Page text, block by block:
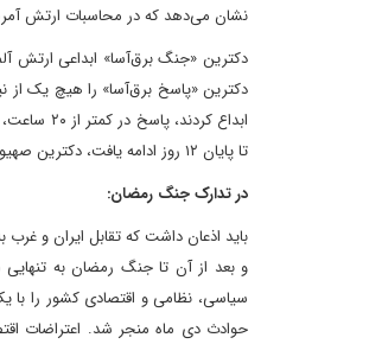
نشان می‌دهد که در محاسبات ارتش
دکترین «جنگ برق‌آسا» ابداعی ارتش
دکترین «پاسخ برق‌آسا» را هیچ یک از
ابداع
تا پایان ۱۲ روز ادامه یافت، دکترین صهیونی شکسته شد و لیکن راهبرد دشمن در نگه‌داشتن کشور و نیروهای مسلح در حالت تعلیق دست‌نخورده باقی ماند.
در تدارک جنگ رمضان:
سیاسی، نظامی و اقتصادی کشور را با
حوادث دی ماه منجر شد. اعتراضات